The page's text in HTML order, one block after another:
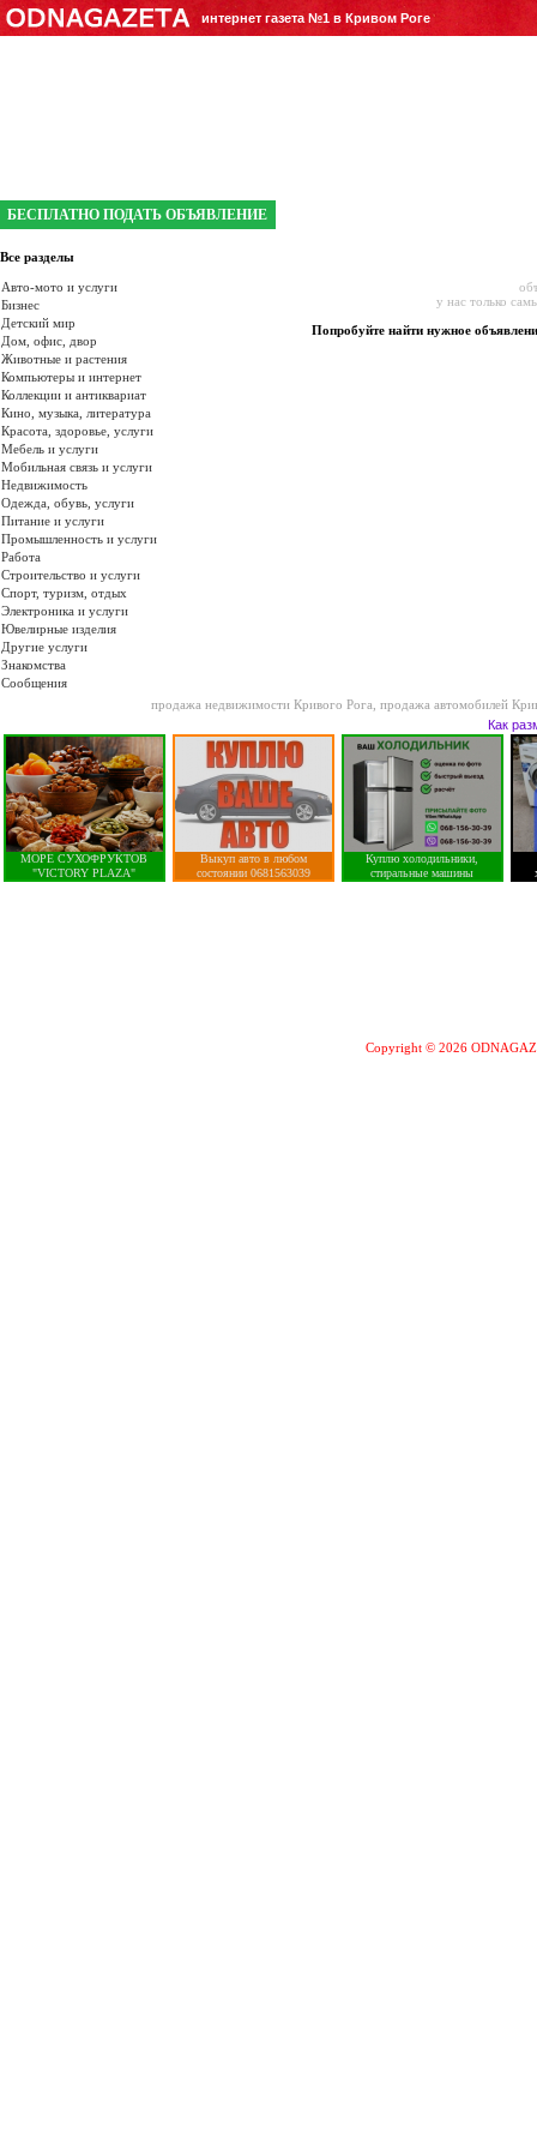
интернет газета №1 в Кривом Роге
БЕСПЛАТНО ПОДАТЬ ОБЪЯВЛЕНИЕ
Все разделы
Авто-мото и услуги
Бизнес
Детский мир
Дом, офис, двор
Животные и растения
Компьютеры и интернет
Коллекции и антиквариат
Кино, музыка, литература
Красота, здоровье, услуги
Мебель и услуги
Мобильная связь и услуги
Недвижимость
Одежда, обувь, услуги
Питание и услуги
Промышленность и услуги
Работа
Строительство и услуги
Спорт, туризм, отдых
Электроника и услуги
Ювелирные изделия
Другие услуги
Знакомства
Сообщения
у нас только
Попробуйте найти нужное
продажа недвижимости Кривого Рога продажа автомобилей
Как
МОРЕ СУХОФРУКТОВ
"VICTORY PLAZA"
Выкуп авто в любом
состоянии 0681563039
Куплю холодильники,
стиральные машины
Copyright © 2026